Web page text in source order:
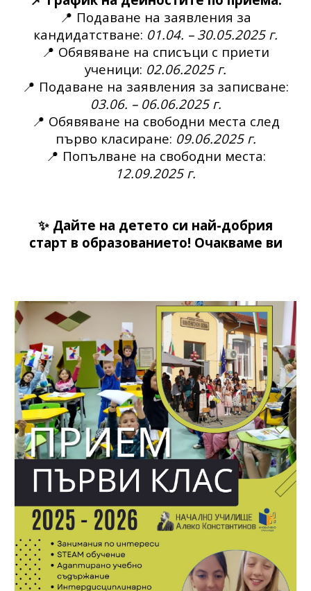
📍 Подаване на заявления за
кандидатстване: 01.04. – 30.05.2025 г.
📍 Обявяване на списъци с приети
ученици: 02.06.2025 г.
📍 Подаване на заявления за записване:
03.06. – 06.06.2025 г.
📍 Обявяване на свободни места след
първо класиране: 09.06.2025 г.
📍 Попълване на свободни места:
12.09.2025 г.
✨ Дайте на детето си най-добрия
старт в образованието! Очакваме ви